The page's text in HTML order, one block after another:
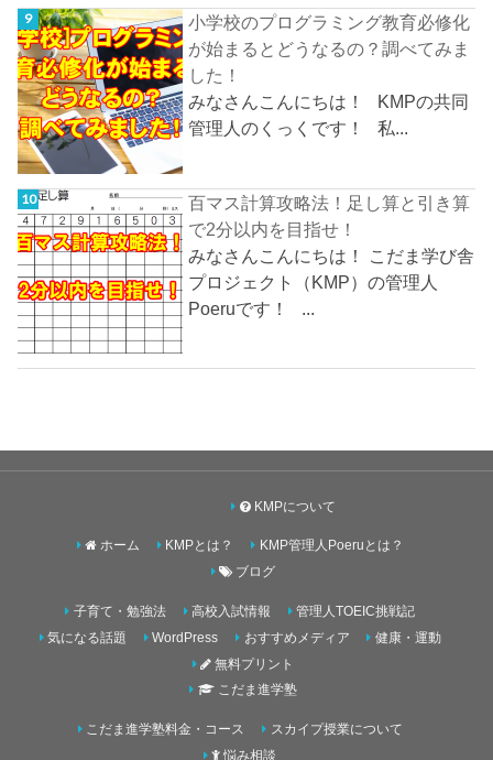
小学校のプログラミング教育必修化
が始まるとどうなるの？調べてみま
した！
みなさんこんにちは！ KMPの共同
管理人のくっくです！ 私...
百マス計算攻略法！足し算と引き算
で2分以内を目指せ！
みなさんこんにちは！ こだま学び舎
プロジェクト（KMP）の管理人
Poeruです！ ...
ホーム
KMPについて
KMPとは？
KMP管理人Poeruとは？
ブログ
子育て・勉強法 高校入試情報
管理人TOEIC挑戦記
気になる話題
WordPress おすすめメディア
健康・運動
無料プリント
こだま進学塾
こだま進学塾料金・コース
スカイプ授業について
悩み相談